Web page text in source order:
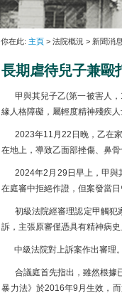
你在此:主頁 > 法院概況 > 新聞消息
長期虐待兒子兼
甲與其兒子乙(第一被害人，
緣人格障礙，屬輕度精神殘疾人
2023年11月22日晚，乙在家
在地上，導致乙面部挫傷、鼻
2024年2月29日早上，甲與
在庭審中拒絕作證，但案發當
初級法院經審理認定甲觸犯
訴，主張原審僅憑具有精神病
中級法院對上訴案作出審理。
合議庭首先指出，雖然根據
暴力法》於2016年9月生效，